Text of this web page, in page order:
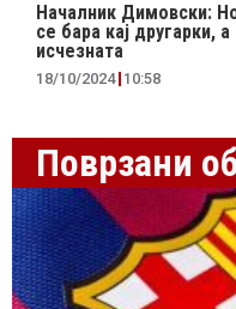
Началник Димовски:
се бара кај другарки,
исчезната
18/10/2024 10:58
Поврзани